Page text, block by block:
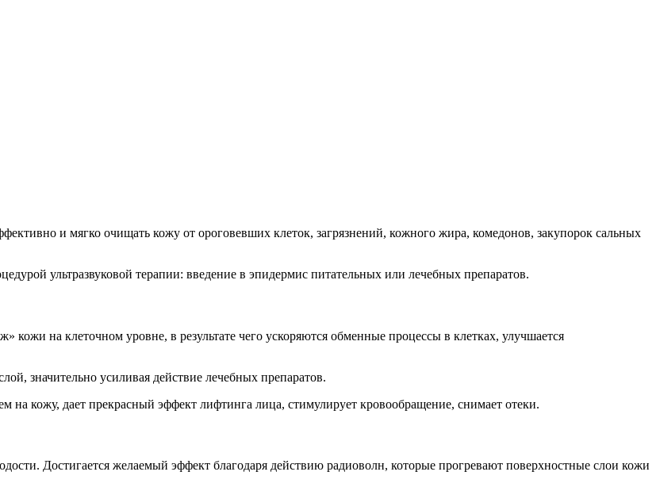
и мягко очищать кожу от ороговевших клеток, загрязнений, кожного жира, комедонов, закупорок сальных
ультразвуковой терапии: введение в эпидермис питательных или лечебных препаратов.
кожи на клеточном уровне, в результате чего ускоряются обменные процессы в клетках, улучшается
значительно усиливая действие лечебных препаратов.
кожу, дает прекрасный эффект лифтинга лица, стимулирует кровообращение, снимает отеки.
Достигается желаемый эффект благодаря действию радиоволн, которые прогревают поверхностные слои кожи